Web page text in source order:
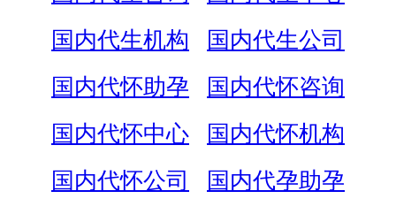
国内代生机构
国内代生公司
国内代怀助孕
国内代怀咨询
国内代怀中心
国内代怀机构
国内代怀公司
国内代孕助孕